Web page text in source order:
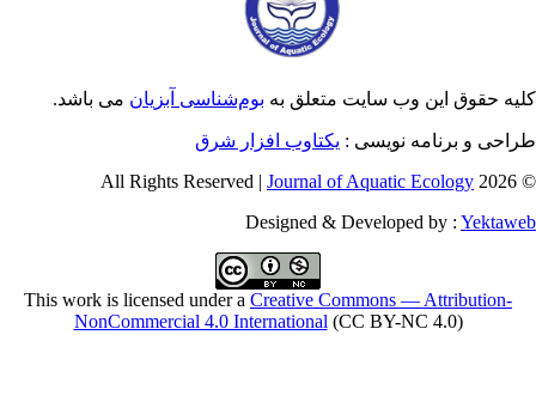
متعلق به بوم‌شناسی آبزیانمی باشد.
یکتاوب افزار شرق
Journal
Designed &
This work is licensed under aCreative
NonCommercial 4.0 International